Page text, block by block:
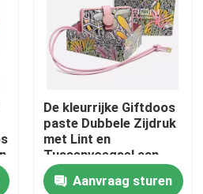
De kleurrijke Giftdoos
paste Dubbele Zijdruk
met Lint en
Tussenvoegsel aan
Aanvraag sturen